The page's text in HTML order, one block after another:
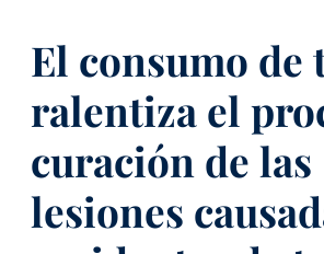
El consumo de
ralentiza el
curación de las
lesiones